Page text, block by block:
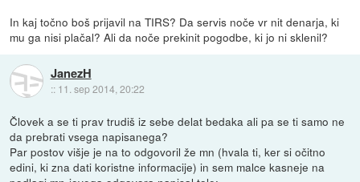
In kaj točno boš prijavil na TIRS? Da servis noče vr nit denarja, ki
mu ga nisi plačal? Ali da noče prekinit pogodbe, ki jo ni sklenil?
JanezH
:: 11. sep 2014, 20:22
Človek a se ti prav trudiš iz sebe delat bedaka ali pa se ti samo ne
da prebrati vsega napisanega?
Par postov višje je na to odgovoril že mn (hvala ti, ker si očitno
edini, ki zna dati koristne informacije) in sem malce kasneje na